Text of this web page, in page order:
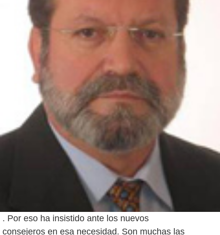
. Por eso ha insistido ante los nuevos
consejeros en esa necesidad. Son muchas las